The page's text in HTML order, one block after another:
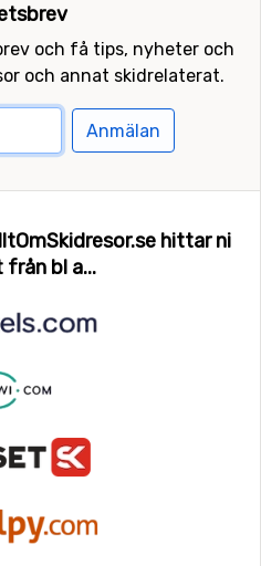
och få tips, nyheter och
och annat skidrelaterat.
Anmälan
hittar ni
bl a...